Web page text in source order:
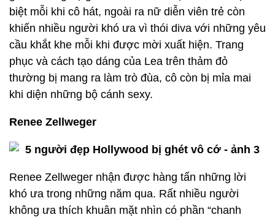
biệt mỗi khi cô hát, ngoài ra nữ diễn viên trẻ còn
khiến nhiều người khó ưa vì thói diva với những yêu
cầu khắt khe mỗi khi được mời xuất hiện. Trang
phục và cách tạo dáng của Lea trên thảm đỏ
thường bị mang ra làm trò đùa, cô còn bị mỉa mai
khi diện những bộ cánh sexy.
Renee Zellweger
Renee Zellweger nhận được hàng tấn những lời
khó ưa trong những năm qua. Rất nhiều người
không ưa thích khuân mặt nhìn có phần “chanh